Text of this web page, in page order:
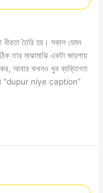
তৈরি হয়। সকাল যেমন
তার মাঝামাঝি একটা জায়গায়
আবার কখনও খুব ব্যক্তিগত
“dupur niye caption”